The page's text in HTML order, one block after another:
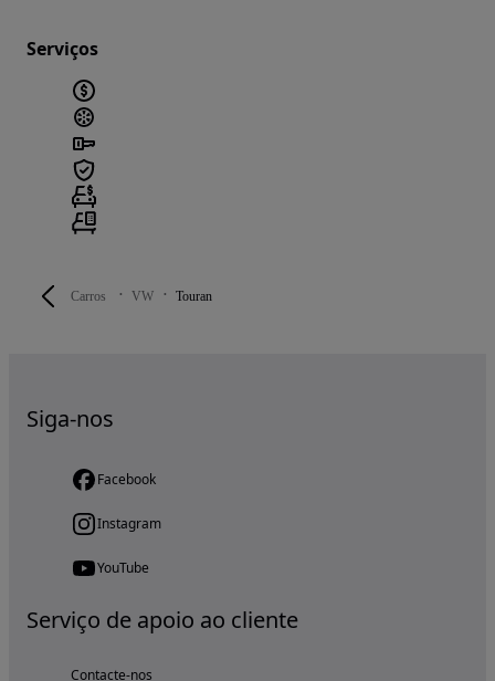
Carros VW Touran
Serviços
Siga-nos
Facebook
Instagram
YouTube
Serviço de apoio ao cliente
Contacte-nos